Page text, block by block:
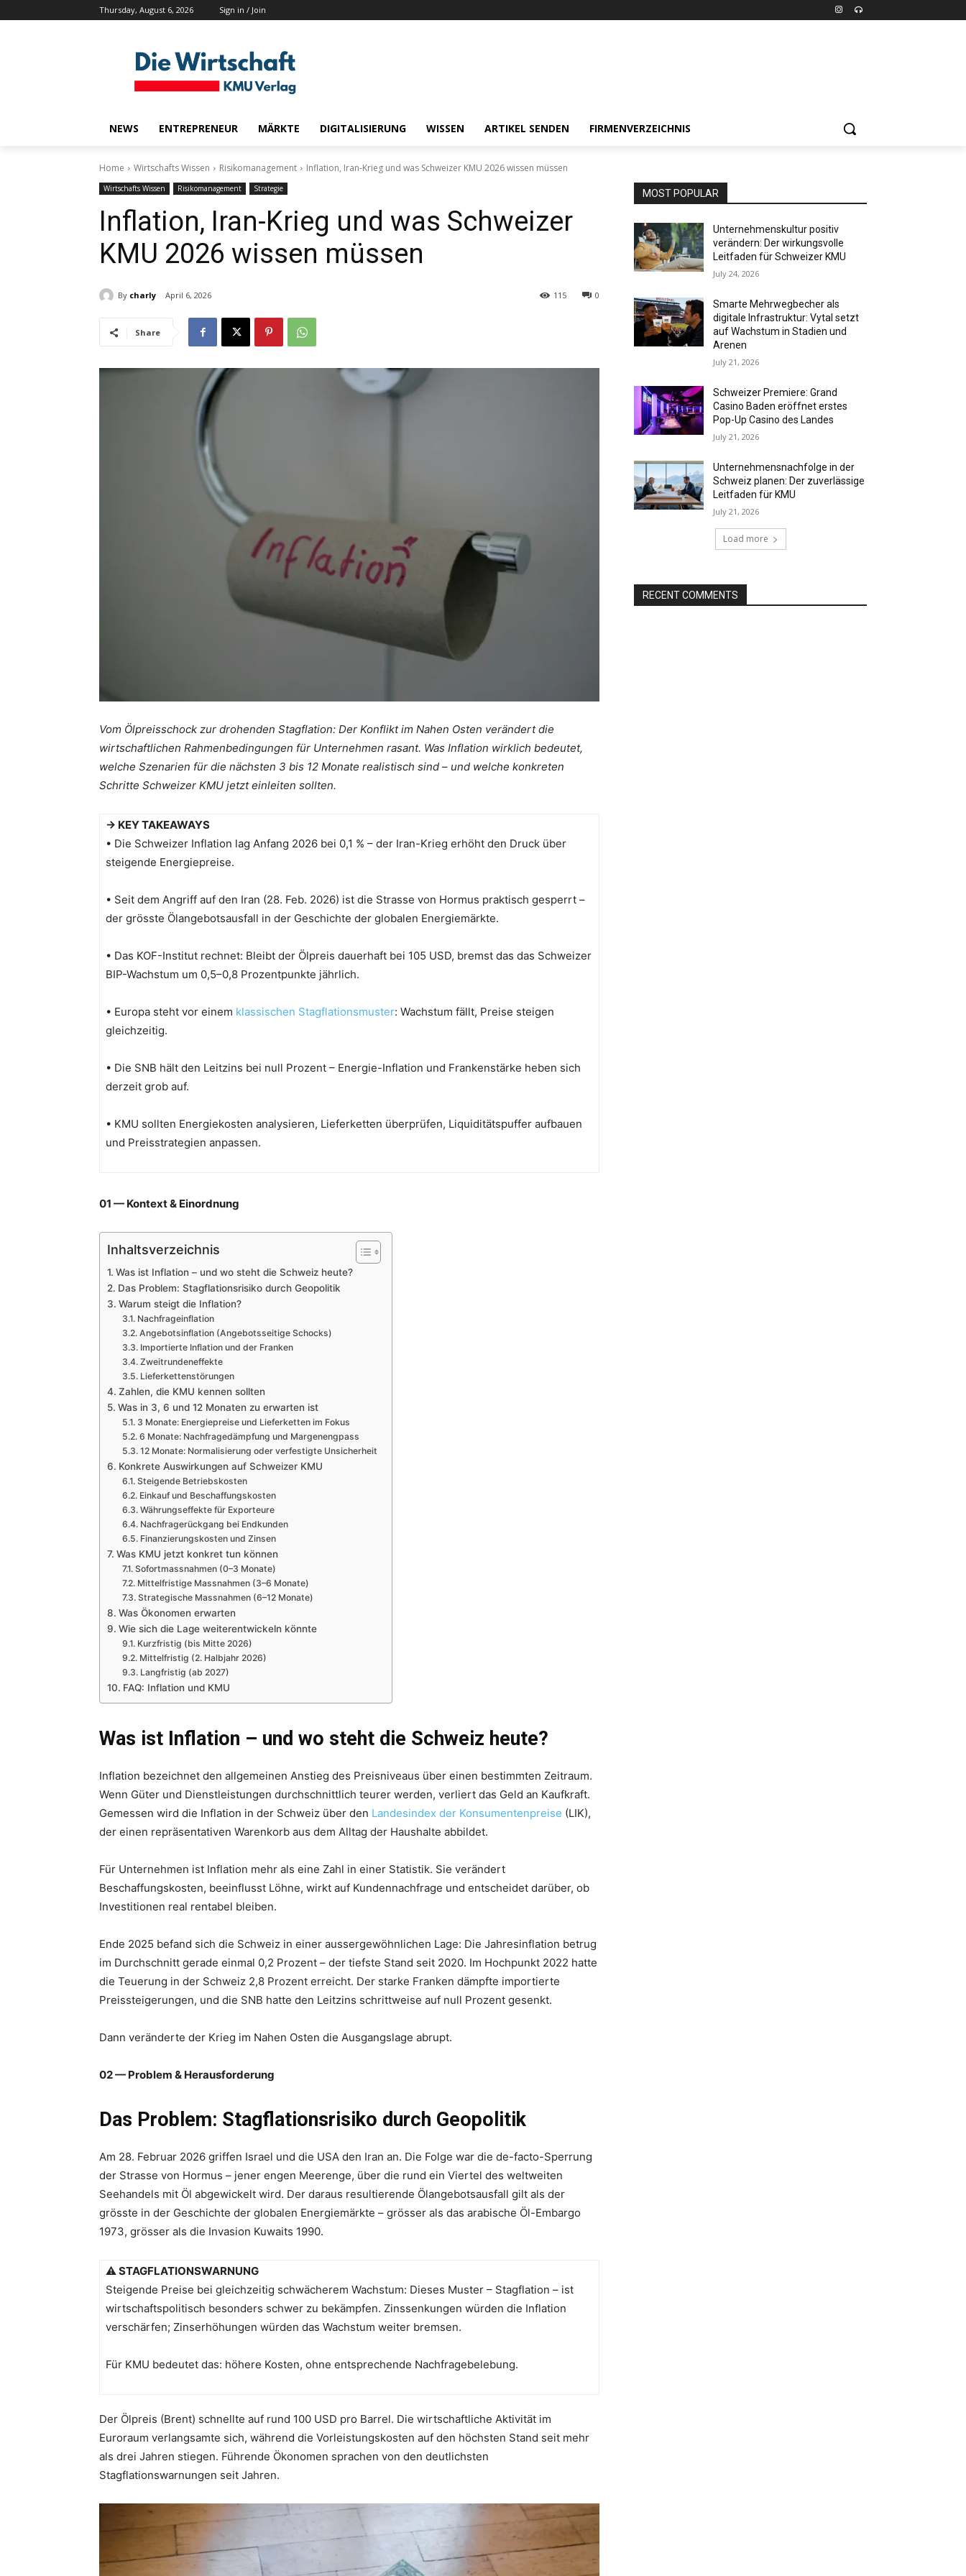
Thursday, August 6, 2026 Sign in / Join
NEWS ENTREPRENEUR MÄRKTE DIGITALISIERUNG WISSEN ARTIKEL SENDEN FIRMENVERZEICHNIS
Home Wirtschafts Wissen Risikomanagement Inflation, Iran-Krieg und was Schweizer KMU 2026 wissen müssen
Wirtschafts Wissen Risikomanagement Strategie
Inflation, Iran-Krieg und was Schweizer
KMU 2026 wissen müssen
By charly April 6, 2026 0
115
Share
Vom Ölpreisschock zur drohenden Stagflation: Der Konflikt im Nahen Osten verändert die
wirtschaftlichen Rahmenbedingungen für Unternehmen rasant. Was Inflation wirklich bedeutet,
welche Szenarien für die nächsten 3 bis 12 Monate realistisch sind – und welche konkreten
Schritte Schweizer KMU jetzt einleiten sollten.
→ KEY TAKEAWAYS
• Die Schweizer Inflation lag Anfang 2026 bei 0,1 % – der Iran-Krieg erhöht den Druck über
steigende Energiepreise.
• Seit dem Angriff auf den Iran (28. Feb. 2026) ist die Strasse von Hormus praktisch gesperrt –
der grösste Ölangebotsausfall in der Geschichte der globalen Energiemärkte.
• Das KOF-Institut rechnet: Bleibt der Ölpreis dauerhaft bei 105 USD, bremst das das Schweizer
BIP-Wachstum um 0,5–0,8 Prozentpunkte jährlich.
• Europa steht vor einem klassischen Stagflationsmuster: Wachstum fällt, Preise steigen
gleichzeitig.
• Die SNB hält den Leitzins bei null Prozent – Energie-Inflation und Frankenstärke heben sich
derzeit grob auf.
• KMU sollten Energiekosten analysieren, Lieferketten überprüfen, Liquiditätspuffer aufbauen
und Preisstrategien anpassen.
01 — Kontext & Einordnung
Inhaltsverzeichnis
Was ist Inflation – und wo steht die Schweiz heute?
Das Problem: Stagflationsrisiko durch Geopolitik
Warum steigt die Inflation?
Nachfrageinflation
Angebotsinflation (Angebotsseitige Schocks)
Importierte Inflation und der Franken
Zweitrundeneffekte
Lieferkettenstörungen
Zahlen, die KMU kennen sollten
Was in 3, 6 und 12 Monaten zu erwarten ist
3 Monate: Energiepreise und Lieferketten im Fokus
6 Monate: Nachfragedämpfung und Margenengpass
12 Monate: Normalisierung oder verfestigte Unsicherheit
Konkrete Auswirkungen auf Schweizer KMU
Steigende Betriebskosten
Einkauf und Beschaffungskosten
Währungseffekte für Exporteure
Nachfragerückgang bei Endkunden
Finanzierungskosten und Zinsen
Was KMU jetzt konkret tun können
Sofortmassnahmen (0–3 Monate)
Mittelfristige Massnahmen (3–6 Monate)
Strategische Massnahmen (6–12 Monate)
Was Ökonomen erwarten
Wie sich die Lage weiterentwickeln könnte
Kurzfristig (bis Mitte 2026)
Mittelfristig (2. Halbjahr 2026)
Langfristig (ab 2027)
FAQ: Inflation und KMU
Was ist Inflation – und wo steht die Schweiz heute?
Inflation bezeichnet den allgemeinen Anstieg des Preisniveaus über einen bestimmten Zeitraum.
Wenn Güter und Dienstleistungen durchschnittlich teurer werden, verliert das Geld an Kaufkraft.
Gemessen wird die Inflation in der Schweiz über den Landesindex der Konsumentenpreise (LIK),
der einen repräsentativen Warenkorb aus dem Alltag der Haushalte abbildet.
Für Unternehmen ist Inflation mehr als eine Zahl in einer Statistik. Sie verändert
Beschaffungskosten, beeinflusst Löhne, wirkt auf Kundennachfrage und entscheidet darüber, ob
Investitionen real rentabel bleiben.
Ende 2025 befand sich die Schweiz in einer aussergewöhnlichen Lage: Die Jahresinflation betrug
im Durchschnitt gerade einmal 0,2 Prozent – der tiefste Stand seit 2020. Im Hochpunkt 2022 hatte
die Teuerung in der Schweiz 2,8 Prozent erreicht. Der starke Franken dämpfte importierte
Preissteigerungen, und die SNB hatte den Leitzins schrittweise auf null Prozent gesenkt.
Dann veränderte der Krieg im Nahen Osten die Ausgangslage abrupt.
02 — Problem & Herausforderung
Das Problem: Stagflationsrisiko durch Geopolitik
Am 28. Februar 2026 griffen Israel und die USA den Iran an. Die Folge war die de-facto-Sperrung
der Strasse von Hormus – jener engen Meerenge, über die rund ein Viertel des weltweiten
Seehandels mit Öl abgewickelt wird. Der daraus resultierende Ölangebotsausfall gilt als der
grösste in der Geschichte der globalen Energiemärkte – grösser als das arabische Öl-Embargo
1973, grösser als die Invasion Kuwaits 1990.
⚠ STAGFLATIONSWARNUNG
Steigende Preise bei gleichzeitig schwächerem Wachstum: Dieses Muster – Stagflation – ist
wirtschaftspolitisch besonders schwer zu bekämpfen. Zinssenkungen würden die Inflation
verschärfen; Zinserhöhungen würden das Wachstum weiter bremsen.
Für KMU bedeutet das: höhere Kosten, ohne entsprechende Nachfragebelebung.
Der Ölpreis (Brent) schnellte auf rund 100 USD pro Barrel. Die wirtschaftliche Aktivität im
Euroraum verlangsamte sich, während die Vorleistungskosten auf den höchsten Stand seit mehr
als drei Jahren stiegen. Führende Ökonomen sprachen von den deutlichsten
Stagflationswarnungen seit Jahren.
MOST POPULAR
Unternehmenskultur positiv
verändern: Der wirkungsvolle
Leitfaden für Schweizer KMU
July 24, 2026
Smarte Mehrwegbecher als
digitale Infrastruktur: Vytal setzt
auf Wachstum in Stadien und
Arenen
July 21, 2026
Schweizer Premiere: Grand
Casino Baden eröffnet erstes
Pop-Up Casino des Landes
July 21, 2026
Unternehmensnachfolge in der
Schweiz planen: Der zuverlässige
Leitfaden für KMU
July 21, 2026
Load more
RECENT COMMENTS